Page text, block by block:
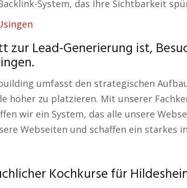
System, das Ihre Sichtbarkeit
zur Lead-Generierung ist,
umfasst den strategischen
höher zu platzieren. Mit unserer
wir ein System, das alle unsere
Webseiten und schaffen ein starkes
Kochkurse für